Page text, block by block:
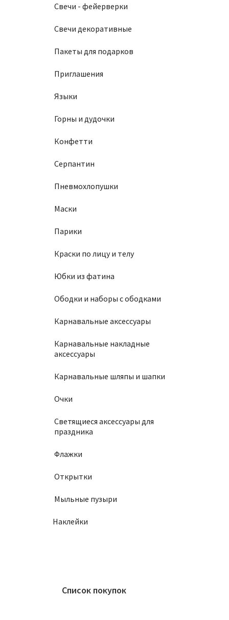
Свечи - фейерверки
Свечи декоративные
Пакеты для подарков
Приглашения
Языки
Горны и дудочки
Конфетти
Серпантин
Пневмохлопушки
Маски
Парики
Краски по лицу и телу
Юбки из фатина
Ободки и наборы с ободками
Карнавальные аксессуары
Карнавальные накладные
аксессуары
Карнавальные шляпы и шапки
Очки
Светящиеся аксессуары для
праздника
Флажки
Открытки
Мыльные пузыри
Наклейки
Список покупок